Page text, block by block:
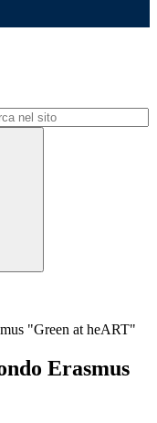
"Green at heART"
Erasmus